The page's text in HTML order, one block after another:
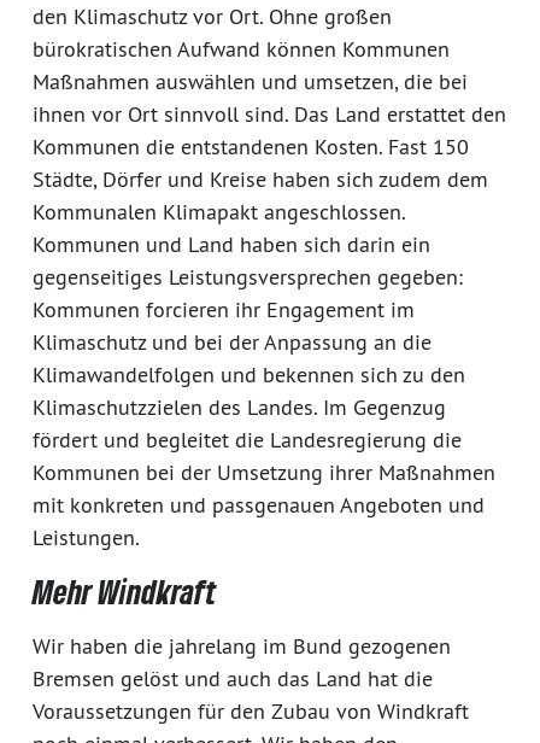
den Klimaschutz vor Ort. Ohne großen
bürokratischen Aufwand können Kommunen
Maßnahmen auswählen und umsetzen, die bei
ihnen vor Ort sinnvoll sind. Das Land erstattet den
Kommunen die entstandenen Kosten. Fast 150
Städte, Dörfer und Kreise haben sich zudem dem
Kommunalen Klimapakt angeschlossen.
Kommunen und Land haben sich darin ein
gegenseitiges Leistungsversprechen gegeben:
Kommunen forcieren ihr Engagement im
Klimaschutz und bei der Anpassung an die
Klimawandelfolgen und bekennen sich zu den
Klimaschutzzielen des Landes. Im Gegenzug
fördert und begleitet die Landesregierung die
Kommunen bei der Umsetzung ihrer Maßnahmen
mit konkreten und passgenauen Angeboten und
Leistungen.
Mehr Windkraft
Wir haben die jahrelang im Bund gezogenen
Bremsen gelöst und auch das Land hat die
Voraussetzungen für den Zubau von Windkraft